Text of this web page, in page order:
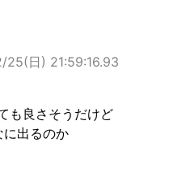
日) 21:59:16.93
も良さそうだけど
に出るのか